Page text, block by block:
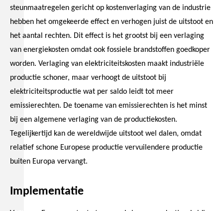
steunmaatregelen gericht op kostenverlaging van de industrie
hebben het omgekeerde effect en verhogen juist de uitstoot en
het aantal rechten. Dit effect is het grootst bij een verlaging
van energiekosten omdat ook fossiele brandstoffen goedkoper
worden. Verlaging van elektriciteitskosten maakt industriële
productie schoner, maar verhoogt de uitstoot bij
elektriciteitsproductie wat per saldo leidt tot meer
emissierechten. De toename van emissierechten is het minst
bij een algemene verlaging van de productiekosten.
Tegelijkertijd kan de wereldwijde uitstoot wel dalen, omdat
relatief schone Europese productie vervuilendere productie
buiten Europa vervangt.
Implementatie